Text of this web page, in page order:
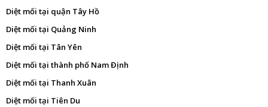
Diệt mối tại quận Tây Hồ
Diệt mối tại Quảng Ninh
Diệt mối tại Tân Yên
Diệt mối tại thành phố Nam Định
Diệt mối tại Thanh Xuân
Diệt mối tại Tiên Du